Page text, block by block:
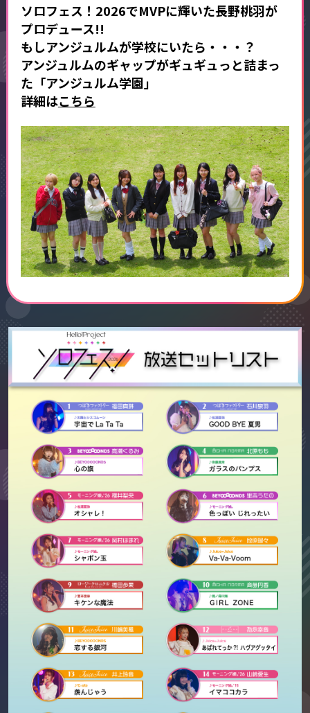
ソロフェス！2026でMVPに輝いた長野桃羽が
プロデュース!!
もしアンジュルムが学校にいたら・・・？
アンジュルムのギャップがギュギュっと詰まっ
た「アンジュルム学園」
詳細はこちら